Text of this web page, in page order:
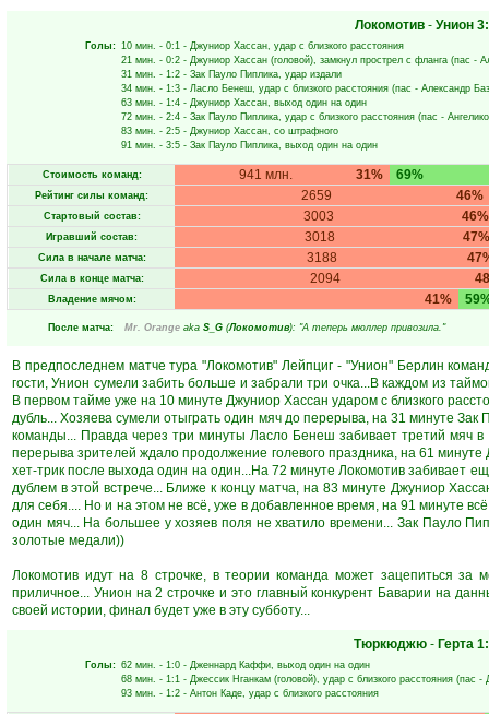
Локомотив- Унион
Голы: 10 мин. - 0:1 - Джуниор Хассан, удар с близкого расстояния
21 мин. - 0:2 - Джуниор Хассан (головой), замкнул прострел с фланга (пас -
31 мин. - 1:2 - Зак Пауло Пиплика, удар издали
34 мин. - 1:3 - Ласло Бенеш, удар с близкого расстояния (пас - Александр
63 мин. - 1:4 - Джуниор Хассан, выход один на один
72 мин. - 2:4 - Зак Пауло Пиплика, удар с близкого расстояния (пас -
83 мин. - 2:5 - Джуниор Хассан, со штрафного
91 мин. - 3:5 - Зак Пауло Пиплика, выход один на один
Стоимость команд: 31%
941 млн. 69%
Рейтинг силы команд: 46%
2659
Стартовый состав: 46%
3003
Игравший состав: 47%
3018
Сила в начале матча: 3188
Сила в конце матча: 2094
Владение мячом: 41%
После матча: Mr. Orange aka S_G (Локомотив): "А теперь мюллер привозила."
В предпоследнем матче тура "Локомотив" Лейпциг - "Унион" Берлин
гости, Унион сумели забить больше и забрали три очка...В каждом из
В первом тайме уже на 10 минуте Джуниор Хассан ударом с близкого
дубль... Хозяева сумели отыграть один мяч до перерыва, на 31 минуте
команды... Правда через три минуты Ласло Бенеш забивает третий мяч
перерыва зрителей ждало продолжение голевого праздника, на 61
хет-трик после выхода один на один...На 72 минуте Локомотив забивает
дублем в этой встрече... Ближе к концу матча, на 83 минуте Джуниор
для себя.... Но и на этом не всё, уже в добавленное время, на 91 минуте
один мяч... На большее у хозяев поля не хватило времени... Зак Пауло
золотые медали))
Локомотив идут на 8 строчке, в теории команда может зацепиться за
приличное... Унион на 2 строчке и это главный конкурент Баварии на
своей истории, финал будет уже в эту субботу...
Тюркюджю - Герта
Голы: 62 мин. - 1:0 - Дженнард Каффи, выход один на один
68 мин. - 1:1 - Джессик Нганкам (головой), удар с близкого расстояния (пас -
93 мин. - 1:2 - Антон Каде, удар с близкого расстояния